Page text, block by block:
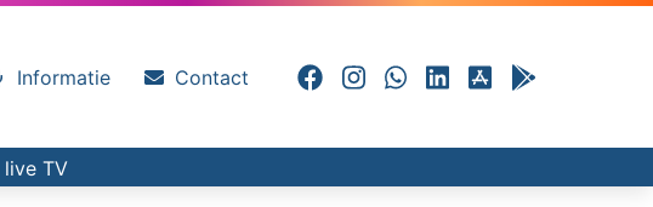
Informatie Contact
live TV